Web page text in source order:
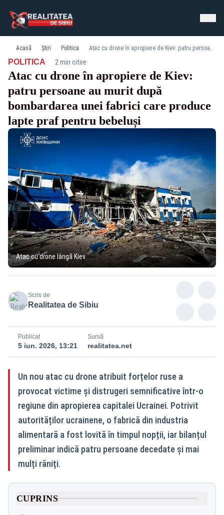
Acasă Știri Politica Atac cu drone în apropiere de Kiev: patru persoane au murit după bombardarea unei fabrici care produce lapte praf pentru bebeluși
POLITICA· 2 min citire
Atac cu drone în apropiere de Kiev:
patru persoane au murit după
bombardarea unei fabrici care produce
lapte praf pentru bebeluși
Atac cu drone lângă Kiev
Scris de
Realitatea de Sibiu
Publicat
5 iun. 2026, 13:21
Sursă
realitatea.net
Un nou atac cu drone atribuit forțelor ruse a
provocat victime și distrugeri semnificative într-o
regiune din apropierea capitalei Ucrainei. Potrivit
autorităților ucrainene, o fabrică din industria
alimentară a fost lovită în timpul nopții, iar bilanțul
preliminar indică patru persoane decedate și mai
mulți răniți.
CUPRINS